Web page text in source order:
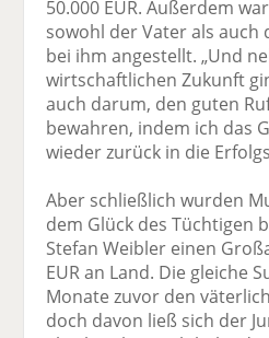
50.000 EUR. Außerdem
sowohl der Vater als auch
bei ihm angestellt. „Und
wirtschaftlichen Zukunft
auch darum, den guten
bewahren, indem ich das
wieder zurück in die
Aber schließlich wurden
dem Glück des Tüchtigen
Stefan Weibler einen
EUR an Land. Die gleiche
Monate zuvor den
doch davon ließ sich der